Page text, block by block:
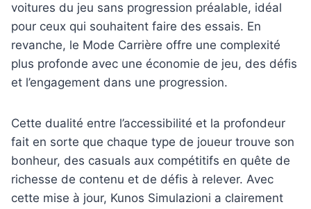
voitures du jeu sans progression préalable, idéal
pour ceux qui souhaitent faire des essais. En
revanche, le Mode Carrière offre une complexité
plus profonde avec une économie de jeu, des défis
et l’engagement dans une progression.
Cette dualité entre l’accessibilité et la profondeur
fait en sorte que chaque type de joueur trouve son
bonheur, des casuals aux compétitifs en quête de
richesse de contenu et de défis à relever. Avec
cette mise à jour, Kunos Simulazioni a clairement